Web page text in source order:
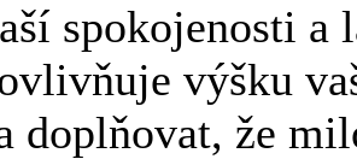
spokojenosti a
výšku
doplňovat, že